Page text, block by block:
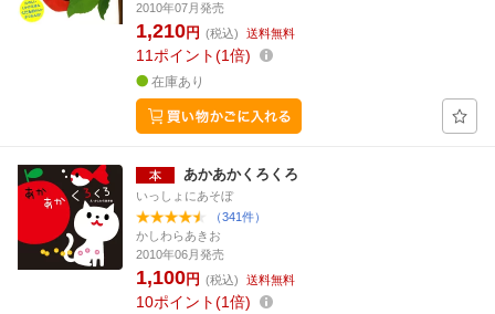
2010年07月発売
1,210円 (税込) 送料無料
11 ポイント 1倍
在庫あり
あかあかくろくろ
いっしょにあそぼ
（341件）
かしわらあきお
2010年06月発売
1,100円 (税込) 送料無料
10ポイント 1倍